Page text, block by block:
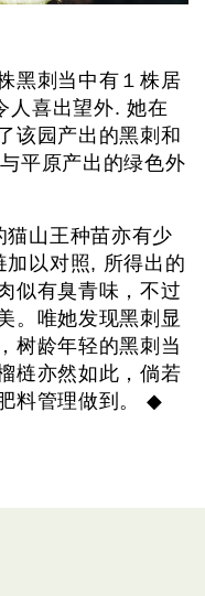
黑刺当中有１株居
人喜出望外. 她在
该园产出的黑刺和
平原产出的绿色外
山王种苗亦有少
以对照, 所得出的
似有臭青味，不过
。唯她发现黑刺显
树龄年轻的黑刺当
梿亦然如此，倘若
料管理做到。 ◆